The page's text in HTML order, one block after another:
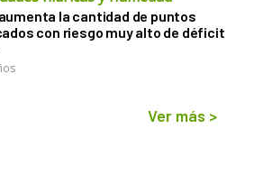
la cantidad de puntos
con riesgo muy alto de déficit
Ver más >